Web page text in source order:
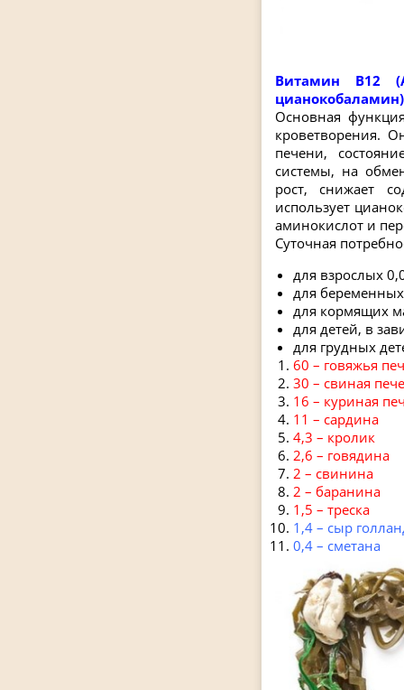
Витамин B12
цианокобаламин)
Основная
кроветворения.
печени,
системы, на
рост, снижает
использует
аминокислот и
Суточная
для взрослых
для
для кормящих
для детей, в
для грудных
60 – говяжья
30 – свиная
16 – куриная
11 – сардина
4,3 – кролик
2,6 – говядина
2 – свинина
2 – баранина
1,5 – треска
1,4 – сыр
0,4 – сметана